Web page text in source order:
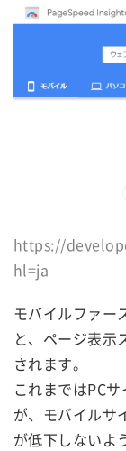
https://
hl=ja
モバイルファー
と、ページ表示
されます。
これまではPC
が、モバイルサ
が低下しないよ